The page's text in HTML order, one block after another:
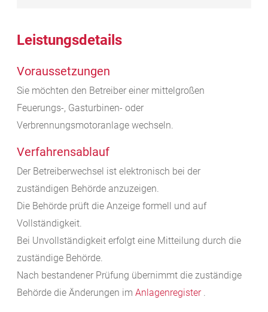
Leistungsdetails
Voraussetzungen
Sie möchten den Betreiber einer mittelgroßen
Feuerungs-, Gasturbinen- oder
Verbrennungsmotoranlage wechseln.
Verfahrensablauf
Der Betreiberwechsel ist elektronisch bei der
zuständigen Behörde anzuzeigen.
Die Behörde prüft die Anzeige formell und auf
Vollständigkeit.
Bei Unvollständigkeit erfolgt eine Mitteilung durch die
zuständige Behörde.
Nach bestandener Prüfung übernimmt die zuständige
Behörde die Änderungen im Anlagenregister .